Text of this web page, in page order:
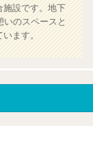
施設です。地下
のスペースと
ます。